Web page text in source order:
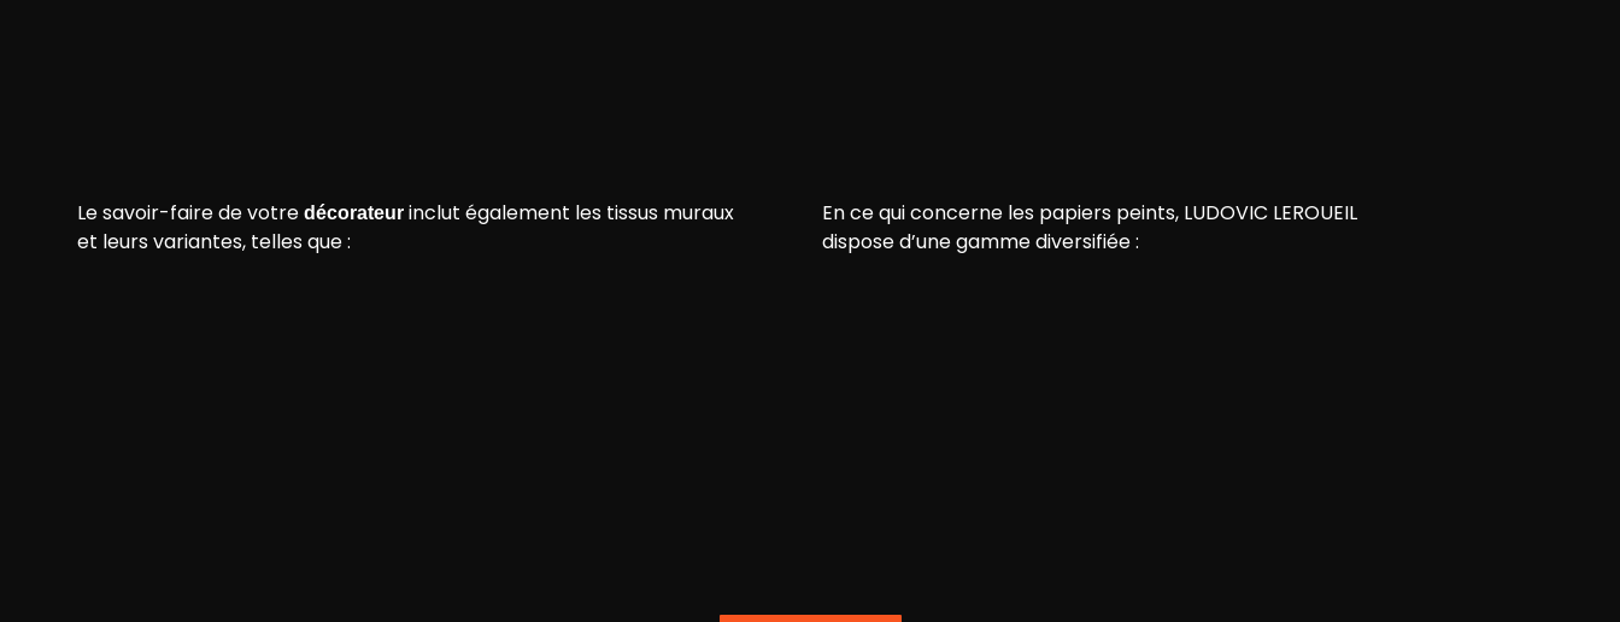
Le savoir-faire de votre décorateur inclut également les tissus muraux
et leurs variantes, telles que :
En ce qui concerne les papiers peints, LUDOVIC LEROUEIL
dispose d’une gamme diversifiée :